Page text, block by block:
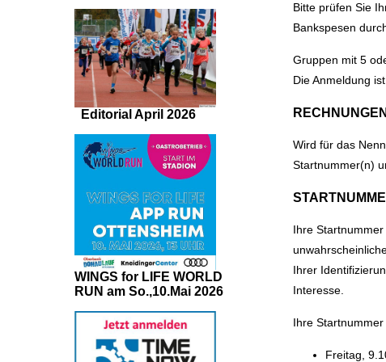
Editorial April 2026
WINGS for LIFE WORLD
RUN am So.,10.Mai 2026
Bitte prüfen Sie
Bankspesen
Gruppen mit 5
Die Anmeldung
Wird für das
Startnummer(n)
Ihre
Ihrer
Interesse.
Ihre
Freitag,